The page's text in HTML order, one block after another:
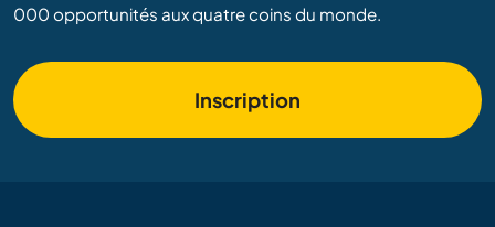
000 opportunités aux quatre coins du monde.
Inscription